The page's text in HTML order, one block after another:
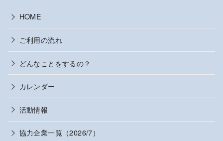
HOME
ご利用の流れ
どんなことをするの？
カレンダー
活動情報
協力企業一覧（2026/7）